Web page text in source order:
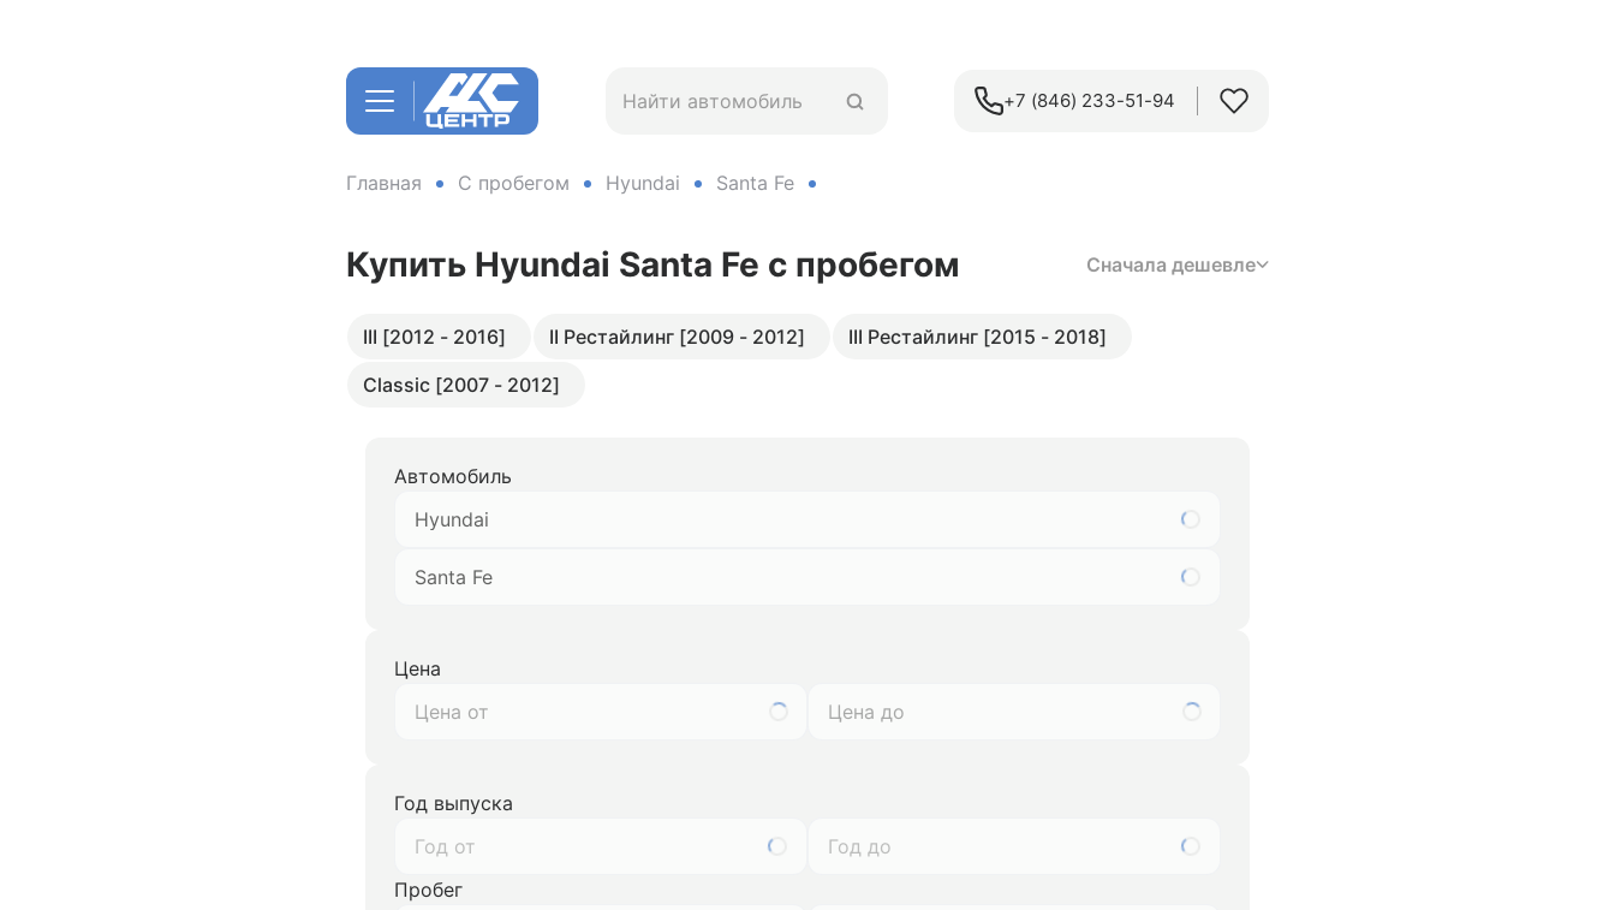
+7 (846) 233-51-94
Главная С пробегом Hyundai Santa Fe
Купить Hyundai Santa Fe с пробегом Сначала дешевле
III [2012 - 2016] II Рестайлинг [2009 - 2012]
III Рестайлинг [2015 - 2018]
Classic [2007 - 2012]
Автомобиль
Hyundai
Santa Fe
Цена
Год выпуска
Год от
Год до
Пробег